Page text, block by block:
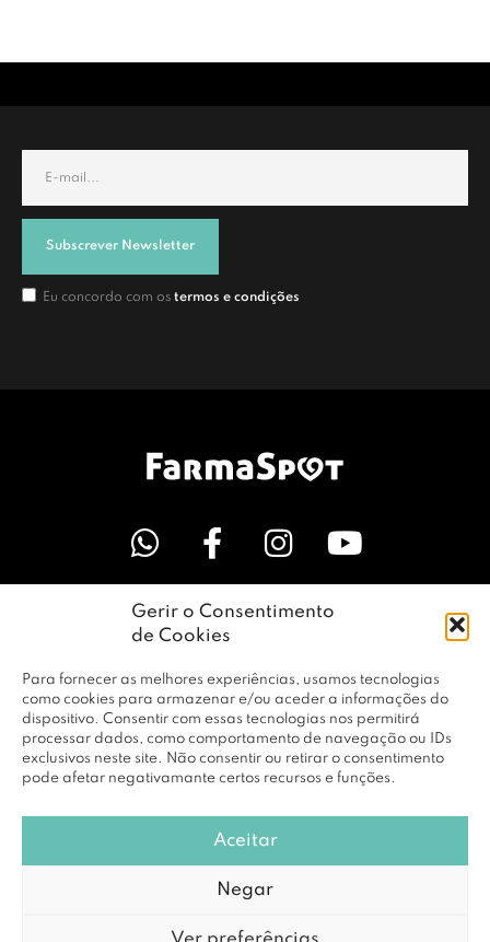
Gerir o Consentimento
de Cookies
Para fornecer as melhores experiências, usamos tecnologias
como cookies para armazenar e/ou aceder a informações do
dispositivo. Consentir com essas tecnologias nos permitirá
processar dados, como comportamento de navegação ou IDs
exclusivos neste site. Não consentir ou retirar o consentimento
pode afetar negativamante certos recursos e funções.
Aceitar
Negar
Subscrever Newsletter
Eu concordo com os termos e condições
LINKS ÚTEIS
EMPRESA
PERFIL
© Copyright 2026 RBF Distribuição Lda. Todos os Direitos